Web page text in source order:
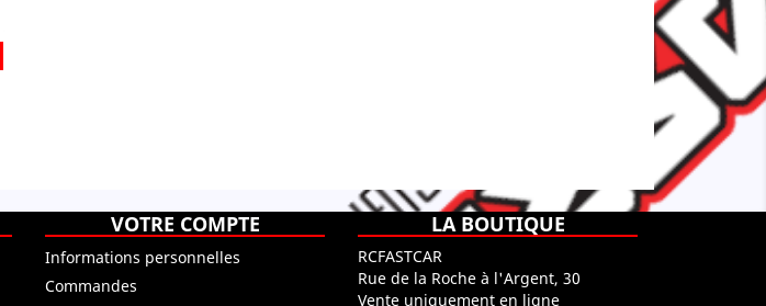
VOTRE COMPTE
Informations personnelles
Commandes
LA BOUTIQUE
RCFASTCAR
Rue de la Roche à l'Argent, 30
Vente uniquement en ligne